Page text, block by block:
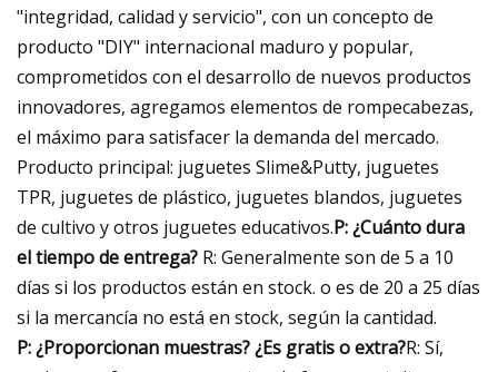
"integridad, calidad y servicio", con un concepto de
producto "DIY" internacional maduro y popular,
comprometidos con el desarrollo de nuevos productos
innovadores, agregamos elementos de rompecabezas,
el máximo para satisfacer la demanda del mercado.
Producto principal: juguetes Slime&Putty, juguetes
TPR, juguetes de plástico, juguetes blandos, juguetes
de cultivo y otros juguetes educativos.P: ¿Cuánto dura
el tiempo de entrega? R: Generalmente son de 5 a 10
días si los productos están en stock. o es de 20 a 25 días
si la mercancía no está en stock, según la cantidad.
P: ¿Proporcionan muestras? ¿Es gratis o extra?R: Sí,